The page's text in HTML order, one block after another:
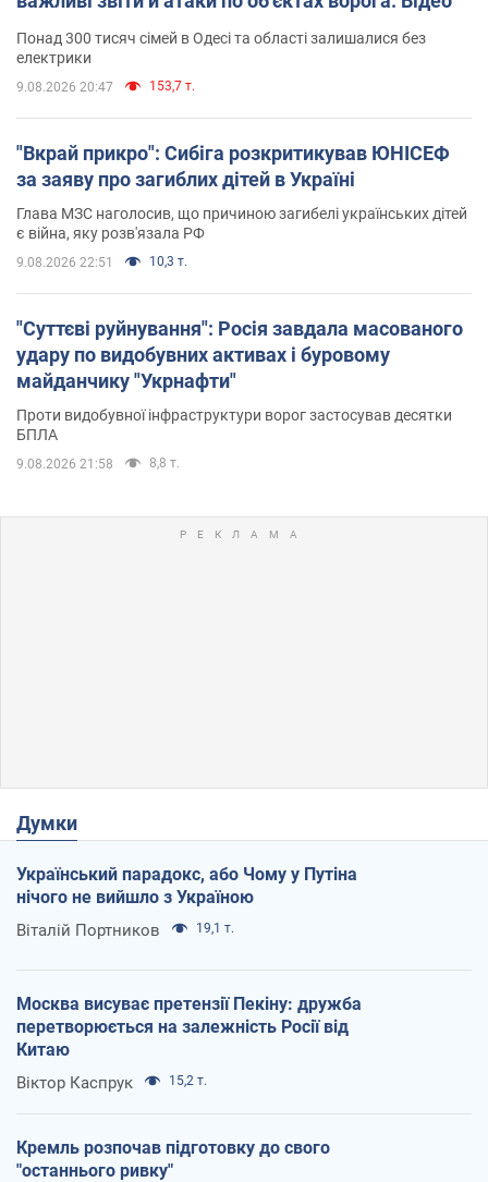
Понад 300 тисяч сімей в Одесі та області залишалися без
електрики
9.08.2026 20:47 153,7 т.
"Вкрай прикро": Сибіга розкритикував ЮНІСЕФ
за заяву про загиблих дітей в Україні
Глава МЗС наголосив, що причиною загибелі українських дітей
є війна, яку розв'язала РФ
9.08.2026 22:51 10,3 т.
"Суттєві руйнування": Росія завдала масованого
удару по видобувних активах і буровому
майданчику "Укрнафти"
Проти видобувної інфраструктури ворог застосував десятки
БПЛА
9.08.2026 21:58 8,8 т.
Думки
Український парадокс, або Чому у Путіна
нічого не вийшло з Україною
Віталій Портников 19,1 т.
Москва висуває претензії Пекіну: дружба
перетворюється на залежність Росії від
Китаю
Віктор Каспрук 15,2 т.
Кремль розпочав підготовку до свого
"останнього ривку"